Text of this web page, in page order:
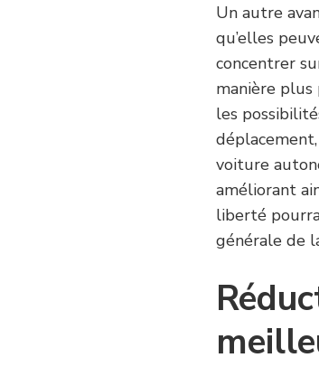
Un autre
qu’elles
concentrer
manière plus
les
voiture
améliorant
liberté
générale de